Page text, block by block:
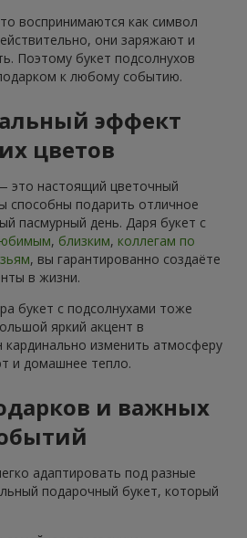
воспринимаются как символ
они заряжают и
Поэтому букет подсолнухов
к любому событию.
эффект
цветов
это настоящий цветочный
способны подарить отличное
пасмурный день. Даря букет с
, близким, коллегам по
, вы гарантированно создаёте
в жизни.
букет с подсолнухами тоже
яркий акцент в
кардинально изменить атмосферу
и домашнее тепло.
и важных
адаптировать под разные
подарочный букет, который